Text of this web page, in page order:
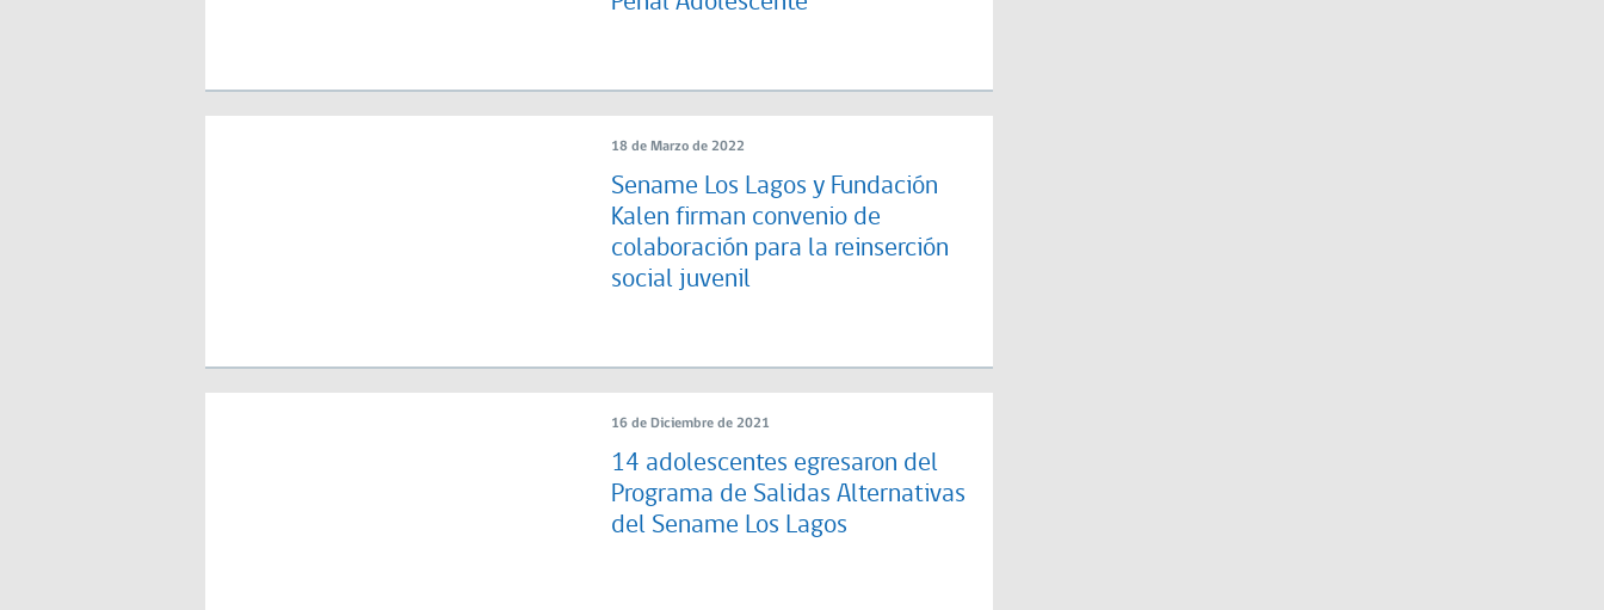
18 de Marzo de 2022
Sename Los Lagos y Fundación
Kalen firman convenio de
colaboración para la reinserción
social juvenil
16 de Diciembre de 2021
14 adolescentes egresaron del
Programa de Salidas Alternativas
del Sename Los Lagos